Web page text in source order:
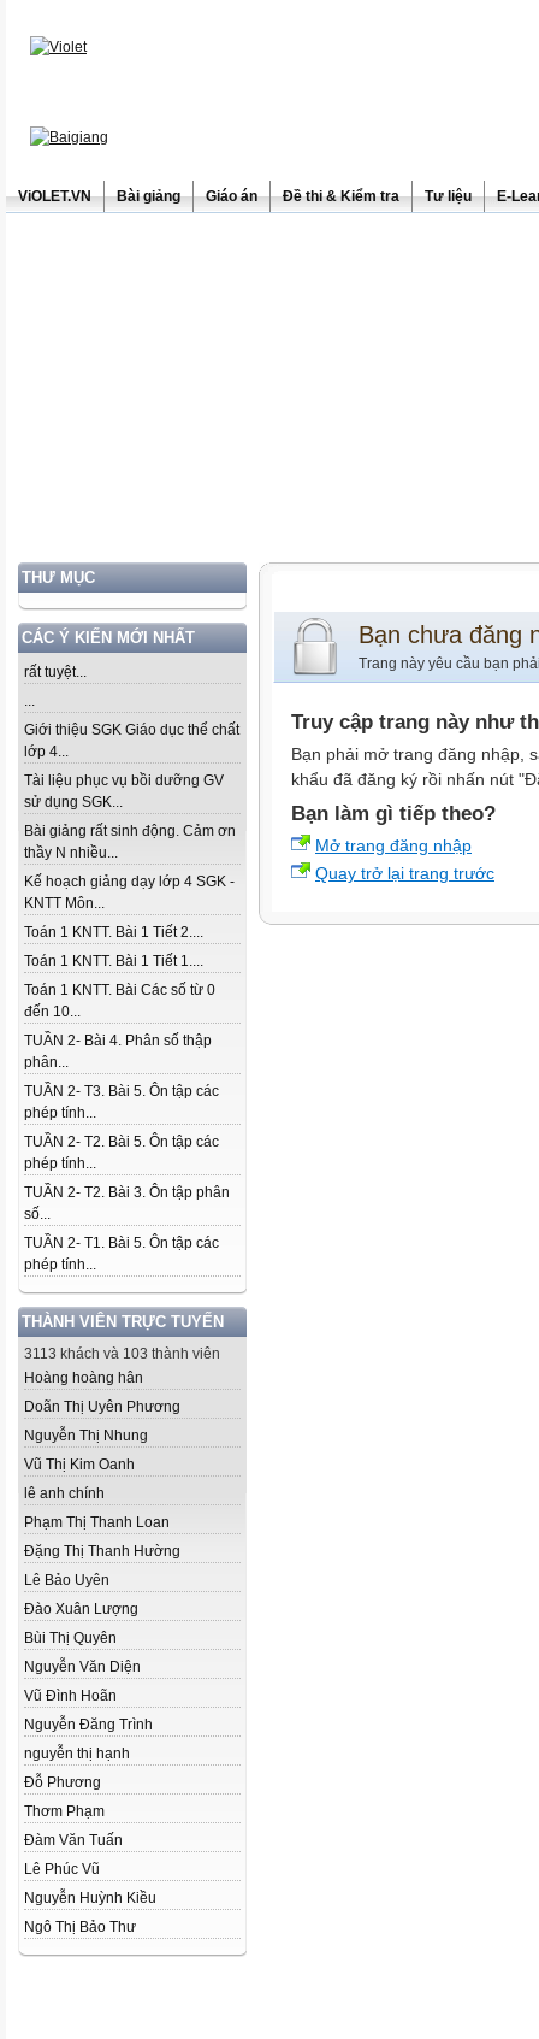
ViOLET.VN Bài giảng Giáo án Đề thi & Kiểm tra Tư liệu E-
THƯ MỤC
CÁC Ý KIẾN MỚI NHẤT
rất tuyệt...
...
Giới thiệu SGK Giáo dục thể chất
lớp 4...
Tài liệu phục vụ bồi dưỡng GV
sử dụng SGK...
Bài giảng rất sinh động. Cảm ơn
thầy N nhiều...
Kế hoạch giảng dạy lớp 4 SGK -
KNTT Môn...
Toán 1 KNTT. Bài 1 Tiết 2....
Toán 1 KNTT. Bài 1 Tiết 1....
Toán 1 KNTT. Bài Các số từ 0
đến 10...
TUẦN 2- Bài 4. Phân số thập
phân...
TUẦN 2- T3. Bài 5. Ôn tập các
phép tính...
TUẦN 2- T2. Bài 5. Ôn tập các
phép tính...
TUẦN 2- T2. Bài 3. Ôn tập phân
số...
TUẦN 2- T1. Bài 5. Ôn tập các
phép tính...
THÀNH VIÊN TRỰC TUYẾN
3113 khách và 103 thành viên
Hoàng hoàng hân
Doãn Thị Uyên Phương
Nguyễn Thị Nhung
Vũ Thị Kim Oanh
lê anh chính
Phạm Thị Thanh Loan
Đặng Thị Thanh Hường
Lê Bảo Uyên
Đào Xuân Lượng
Bùi Thị Quyên
Nguyễn Văn Diện
Vũ Đình Hoãn
Nguyễn Đăng Trình
nguyễn thị hạnh
Đỗ Phương
Thơm Phạm
Đàm Văn Tuấn
Lê Phúc Vũ
Nguyễn Huỳnh Kiều
Ngô Thị Bảo Thư
Bạn chưa đăng
Trang này yêu cầu bạn
Truy cập trang này như
Bạn phải mở trang đăng nhập,
khẩu đã đăng ký rồi nhấn nút
Bạn làm gì tiếp theo?
Mở trang đăng nhập
Quay trở lại trang trước